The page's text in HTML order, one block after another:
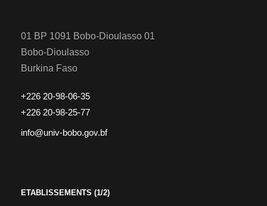
01 BP 1091 Bobo-Dioulasso 01
Bobo-Dioulasso
Burkina Faso
+226 20-98-06-35
+226 20-98-25-77
info@univ-bobo.gov.bf
ETABLISSEMENTS (1/2)